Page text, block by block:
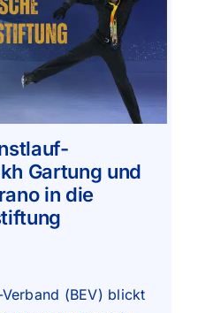
Gartung und
in die
(BEV) blickt